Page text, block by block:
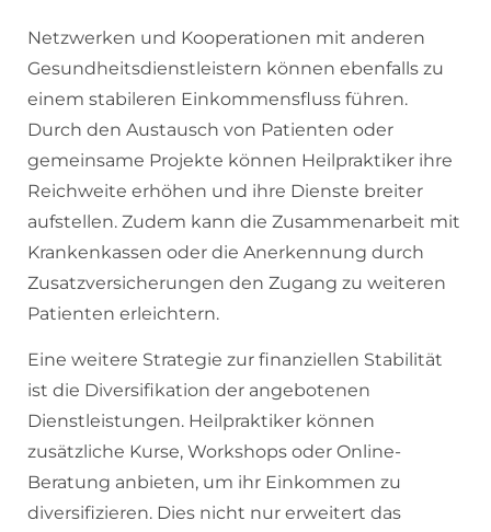
Netzwerken und Kooperationen mit anderen
Gesundheitsdienstleistern können ebenfalls zu
einem stabileren Einkommensfluss führen.
Durch den Austausch von Patienten oder
gemeinsame Projekte können Heilpraktiker ihre
Reichweite erhöhen und ihre Dienste breiter
aufstellen. Zudem kann die Zusammenarbeit mit
Krankenkassen oder die Anerkennung durch
Zusatzversicherungen den Zugang zu weiteren
Patienten erleichtern.
Eine weitere Strategie zur finanziellen Stabilität
ist die Diversifikation der angebotenen
Dienstleistungen. Heilpraktiker können
zusätzliche Kurse, Workshops oder Online-
Beratung anbieten, um ihr Einkommen zu
diversifizieren. Dies nicht nur erweitert das